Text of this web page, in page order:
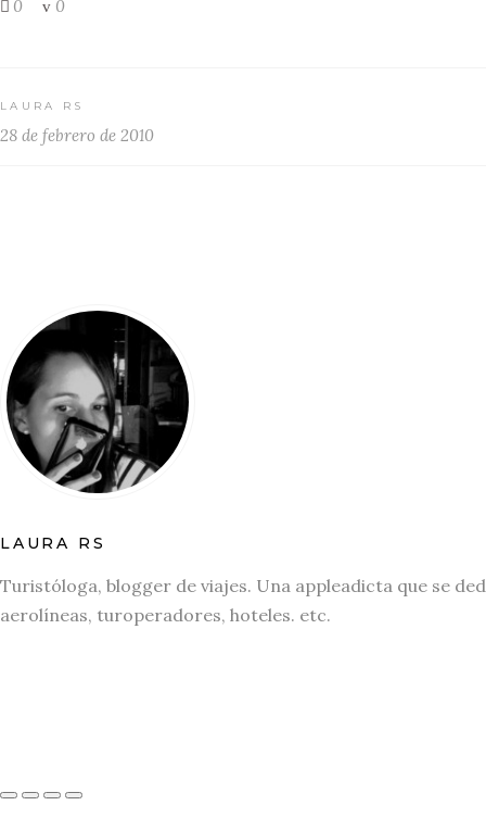
0 0
LAURA RS
28 de febrero de 2010
LAURA RS
Turistóloga, blogger de viajes. Una appleadicta que se
aerolíneas, turoperadores, hoteles. etc.